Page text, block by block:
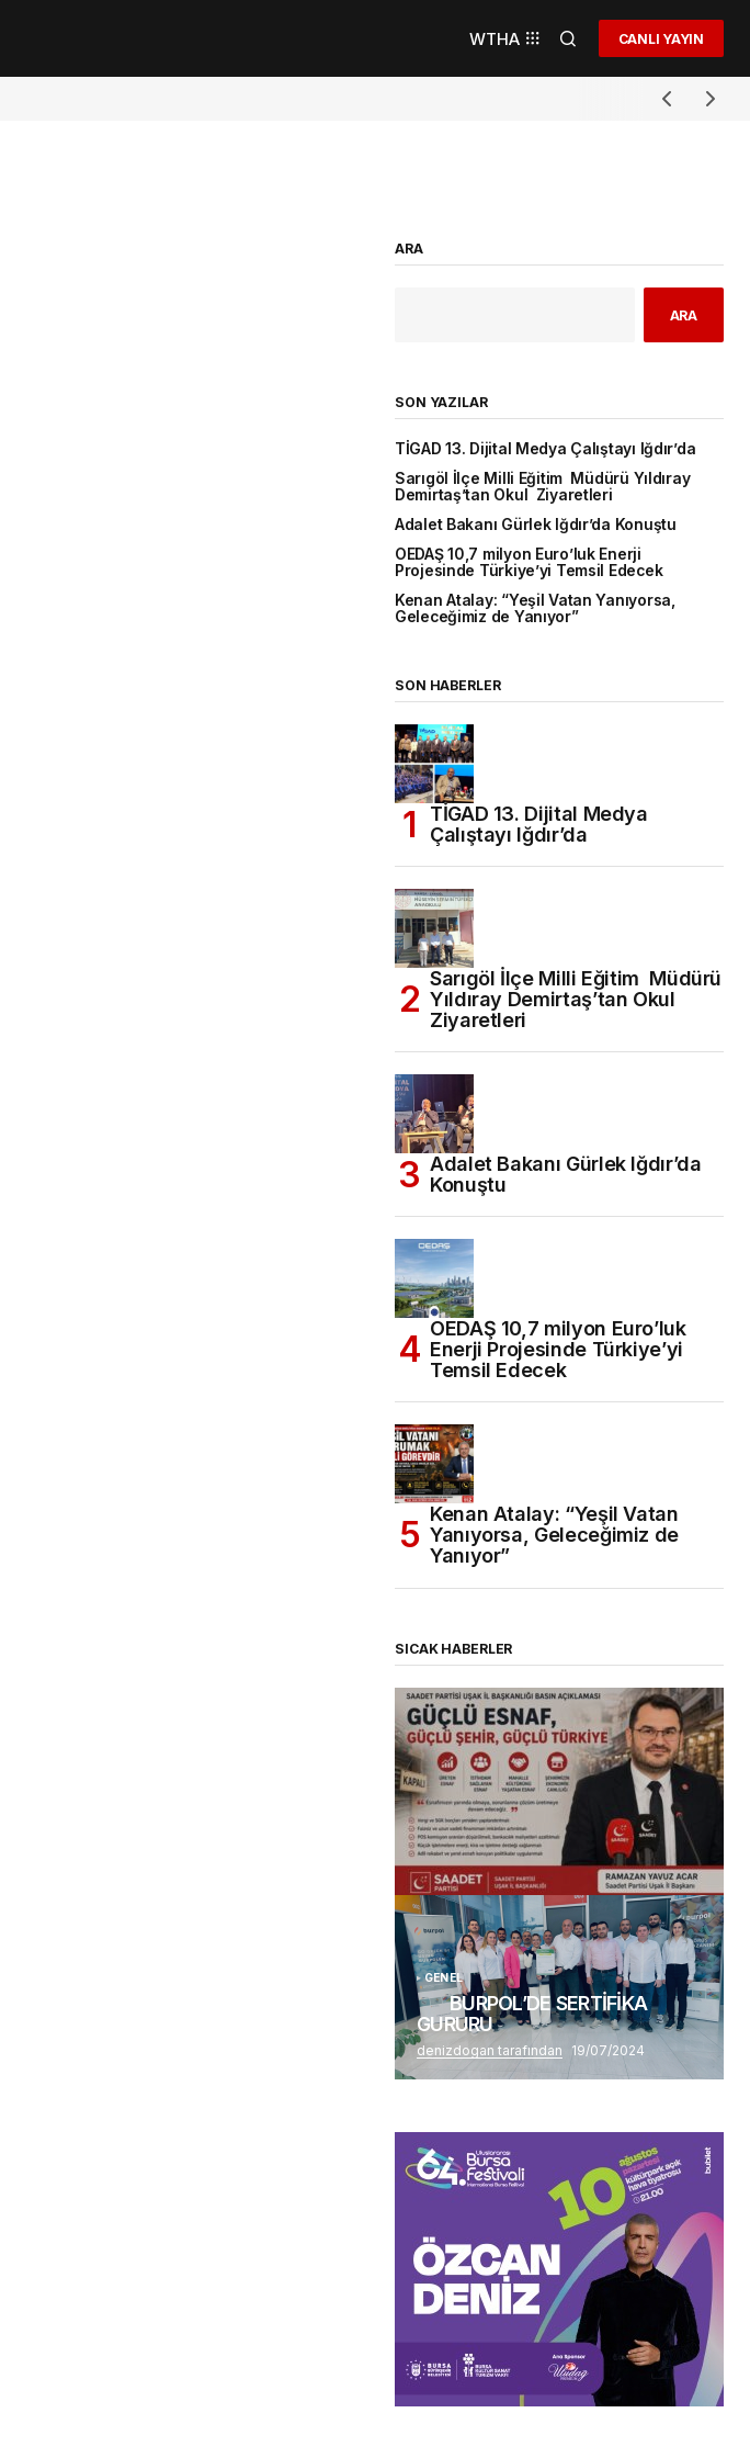
WTHA CANLI YAYIN
ARA
ARA
SON YAZILAR
TİGAD 13. Dijital Medya Çalıştayı Iğdır’da
Sarıgöl İlçe Milli Eğitim Müdürü Yıldıray
Demirtaş’tan Okul Ziyaretleri
Adalet Bakanı Gürlek Iğdır’da Konuştu
OEDAŞ 10,7 milyon Euro’luk Enerji
Projesinde Türkiye’yi Temsil Edecek
Kenan Atalay: “Yeşil Vatan Yanıyorsa,
Geleceğimiz de Yanıyor”
SON HABERLER
TİGAD 13. Dijital Medya
Çalıştayı Iğdır’da
Sarıgöl İlçe Milli Eğitim Müdürü
Yıldıray Demirtaş’tan Okul
Ziyaretleri
Adalet Bakanı Gürlek Iğdır’da
Konuştu
OEDAŞ 10,7 milyon Euro’luk
Enerji Projesinde Türkiye’yi
Temsil Edecek
Kenan Atalay: “Yeşil Vatan
Yanıyorsa, Geleceğimiz de
Yanıyor”
SICAK HABERLER
(başlıksız)
Alaattin Karahan tarafından 14/07/2026
GENEL
BURPOL’DE SERTİFİKA
GURURU
denizdogan tarafından 19/07/2024